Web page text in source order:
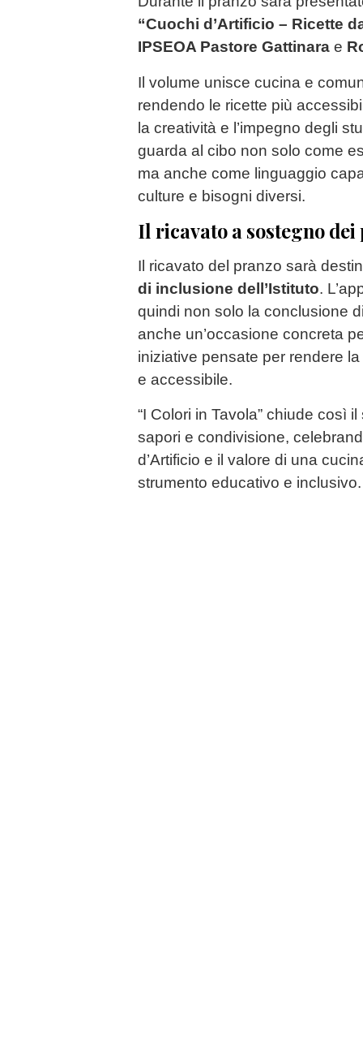
“Cuochi d’Artificio – Ricette
IPSEOA Pastore Gattinara e
Il volume unisce cucina e
rendendo le ricette più
la creatività e l’impegno degli
guarda al cibo non solo come
ma anche come linguaggio
culture e bisogni diversi.
Il ricavato a sostegno
Il ricavato del pranzo sarà
di inclusione dell’Istituto.
quindi non solo la conclusione
anche un’occasione concreta
iniziative pensate per rendere
e accessibile.
“I Colori in Tavola” chiude così
sapori e condivisione,
d’Artificio e il valore di una
strumento educativo e inclusivo.